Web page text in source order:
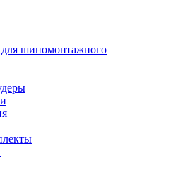
для шиномонтажного